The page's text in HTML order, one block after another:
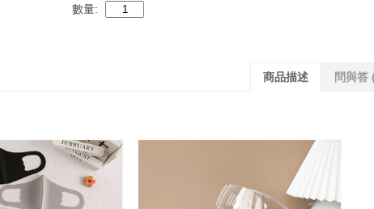
數量:
商品描述 問與答